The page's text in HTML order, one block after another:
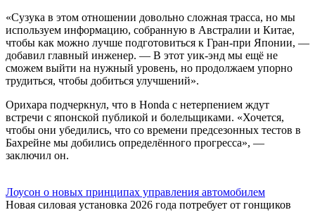
«Сузука в этом отношении довольно сложная трасса, но мы
используем информацию, собранную в Австралии и Китае,
чтобы как можно лучше подготовиться к Гран-при Японии, —
добавил главный инженер. — В этот уик-энд мы ещё не
сможем выйти на нужный уровень, но продолжаем упорно
трудиться, чтобы добиться улучшений».
Орихара подчеркнул, что в Honda с нетерпением ждут
встречи с японской публикой и болельщиками. «Хочется,
чтобы они убедились, что со времени предсезонных тестов в
Бахрейне мы добились определённого прогресса», —
заключил он.
Лоусон о новых принципах управления автомобилем
Новая силовая установка 2026 года потребует от гонщиков